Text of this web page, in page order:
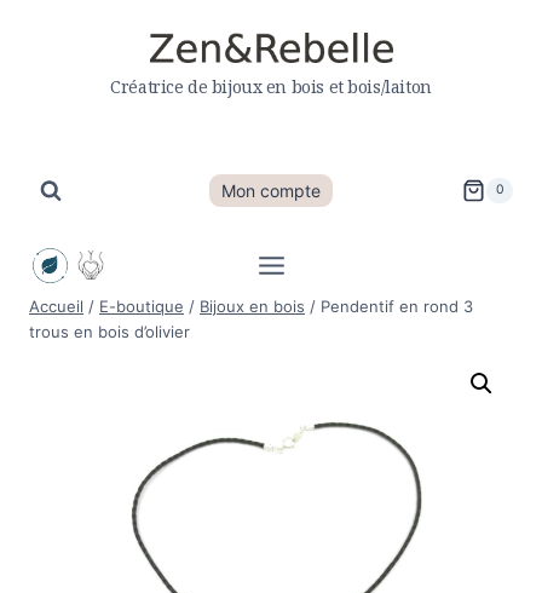
Créatrice de bijoux en bois et bois/laiton
Mon compte 0
Accueil / E-boutique / Bijoux en bois / Pendentif en rond 3
trous en bois d’olivier